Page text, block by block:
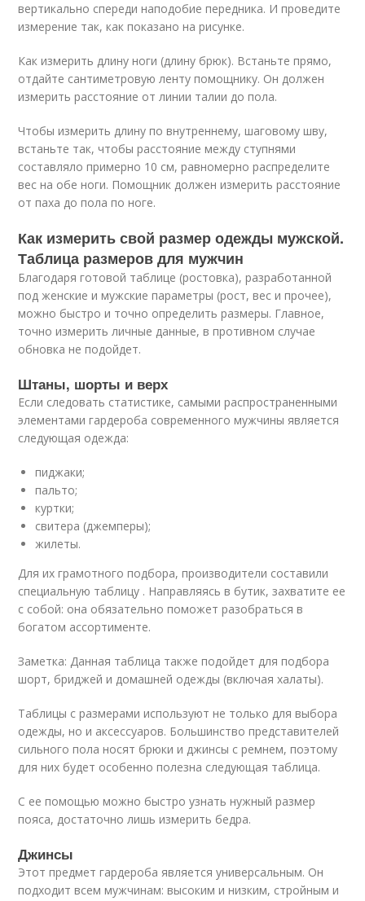
вертикально спереди наподобие передника. И проведите
измерение так, как показано на рисунке.
Как измерить длину ноги (длину брюк). Встаньте прямо,
отдайте сантиметровую ленту помощнику. Он должен
измерить расстояние от линии талии до пола.
Чтобы измерить длину по внутреннему, шаговому шву,
встаньте так, чтобы расстояние между ступнями
составляло примерно 10 см, равномерно распределите
вес на обе ноги. Помощник должен измерить расстояние
от паха до пола по ноге.
Как измерить свой размер одежды мужской.
Таблица размеров для мужчин
Благодаря готовой таблице (ростовка), разработанной
под женские и мужские параметры (рост, вес и прочее),
можно быстро и точно определить размеры. Главное,
точно измерить личные данные, в противном случае
обновка не подойдет.
Штаны, шорты и верх
Если следовать статистике, самыми распространенными
элементами гардероба современного мужчины является
следующая одежда:
пиджаки;
пальто;
куртки;
свитера (джемперы);
жилеты.
Для их грамотного подбора, производители составили
специальную таблицу . Направляясь в бутик, захватите ее
с собой: она обязательно поможет разобраться в
богатом ассортименте.
Заметка: Данная таблица также подойдет для подбора
шорт, бриджей и домашней одежды (включая халаты).
Таблицы с размерами используют не только для выбора
одежды, но и аксессуаров. Большинство представителей
сильного пола носят брюки и джинсы с ремнем, поэтому
для них будет особенно полезна следующая таблица.
С ее помощью можно быстро узнать нужный размер
пояса, достаточно лишь измерить бедра.
Джинсы
Этот предмет гардероба является универсальным. Он
подходит всем мужчинам: высоким и низким, стройным и